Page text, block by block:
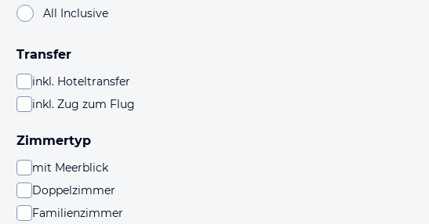
All Inclusive
Transfer
inkl. Hoteltransfer
inkl. Zug zum Flug
Zimmertyp
mit Meerblick
Doppelzimmer
Familienzimmer